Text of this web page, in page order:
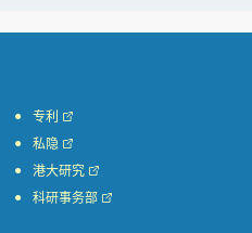
专利
私隐
港大研究
科研事务部